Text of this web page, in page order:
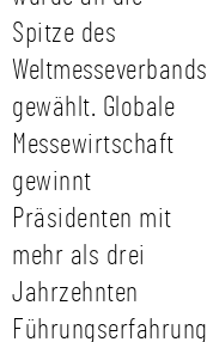
Spitze des
Weltmesseverbands
gewählt. Globale
Messewirtschaft
gewinnt
Präsidenten mit
mehr als drei
Jahrzehnten
Führungserfahrung